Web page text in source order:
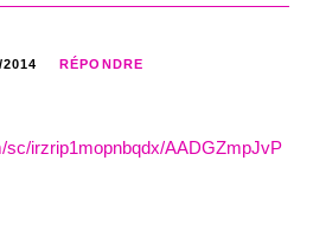
RÉPONDRE
sc/irzrip1mopnbqdx/AADGZmpJvP